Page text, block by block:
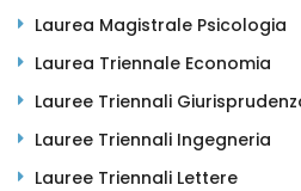
Laurea Magistrale Psicologia
Laurea Triennale Economia
Lauree Triennali
Lauree Triennali Ingegneria
Lauree Triennali Lettere